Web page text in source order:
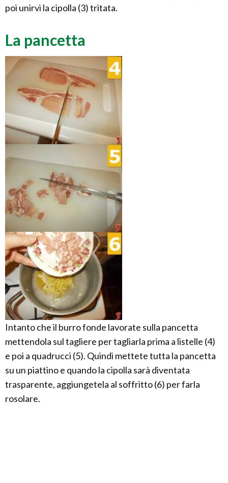
poi unirvi la cipolla (3) tritata.
La pancetta
Intanto che il burro fonde lavorate sulla pancetta
mettendola sul tagliere per tagliarla prima a listelle (4)
e poi a quadrucci (5). Quindi mettete tutta la pancetta
su un piattino e quando la cipolla sarà diventata
trasparente, aggiungetela al soffritto (6) per farla
rosolare.